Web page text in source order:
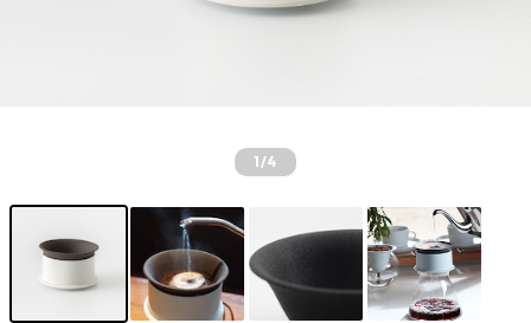
1/4